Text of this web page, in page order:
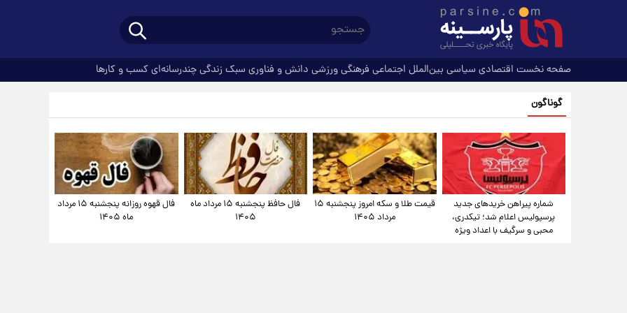
صفحه نخست اقتصادی سیاسی بین‌الملل اجتماعی فرهنگیورزشی دانش و فناوری سبک زندگیچندرسانه‌ای کسب و کارها
گوناگون
شماره پیراهن خریدهای جدید
پرسپولیس اعلام شد؛ تیکدری،
محبی و سرگیف با اعداد ویژه
قیمت طلا و سکه امروز پنجشنبه ۱۵
مرداد ۱۴۰۵
فال حافظ پنجشنبه ۱۵ مرداد ماه
۱۴۰۵
فال قهوه روزانه پنجشنبه ۱۵ مرداد
ماه ۱۴۰۵